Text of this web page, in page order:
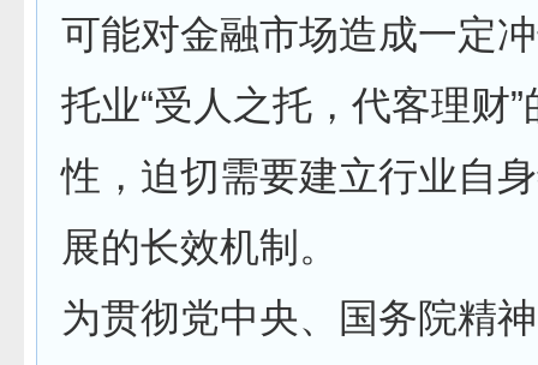
可能对金融市场造成一定
托业“受人之托，代客理财
性，迫切需要建立行业自
展的长效机制。
为贯彻党中央、国务院精